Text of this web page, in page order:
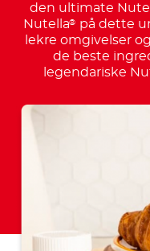
den ultimate
Nutella® på dette
lekre omgivelser
de beste
legendariske